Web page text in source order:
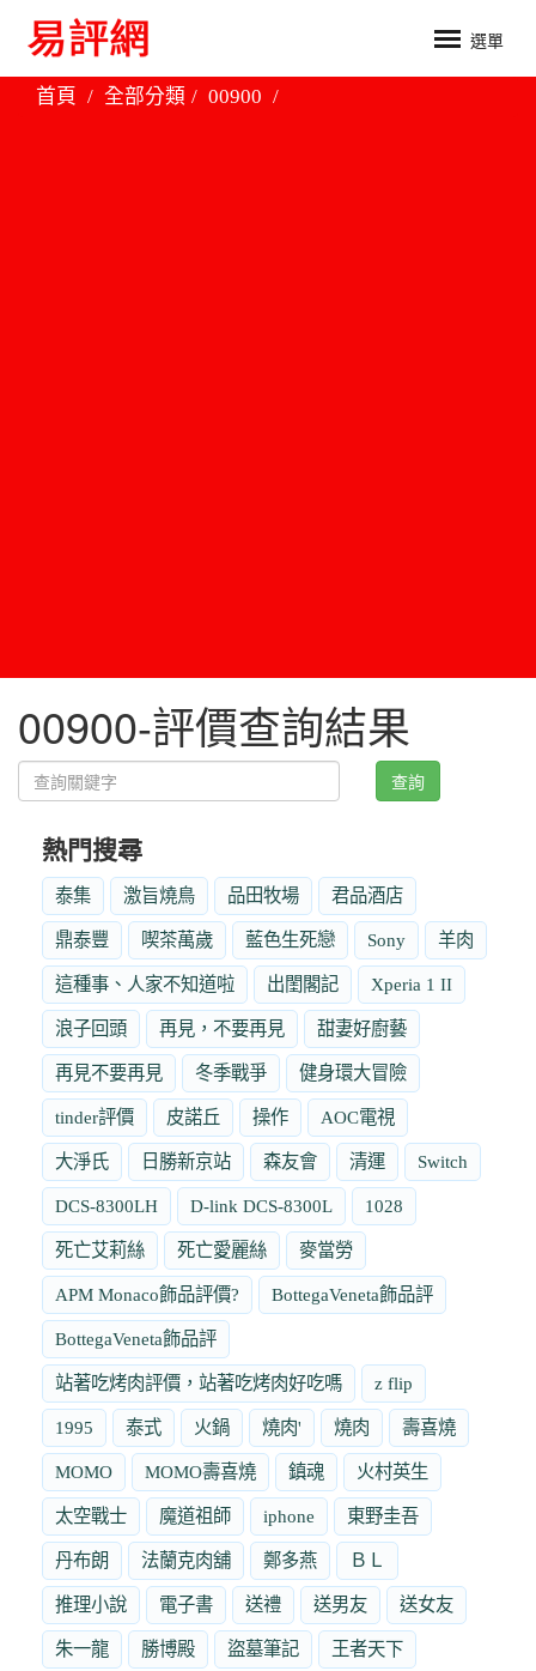
選單
首頁 全部分類 00900
00900-評價查詢結果
查詢
熱門搜尋
泰集 激旨燒鳥 品田牧場 君品酒店
鼎泰豐 喫茶萬歲 藍色生死戀 Sony 羊肉
這種事、人家不知道啦 出閨閣記 Xperia 1 II
浪子回頭 再見，不要再見 甜妻好廚藝
再見不要再見 冬季戰爭 健身環大冒險
tinder評價 皮諾丘 操作 AOC電視
大淨氏 日勝新京站 森友會 清運 Switch
DCS-8300LH D-link DCS-8300L 1028
死亡艾莉絲 死亡愛麗絲 麥當勞
APM Monaco飾品評價? BottegaVeneta飾品評
BottegaVeneta飾品評
站著吃烤肉評價，站著吃烤肉好吃嗎 z flip
1995 泰式 火鍋 燒肉' 燒肉 壽喜燒
MOMO MOMO壽喜燒 鎮魂 火村英生
太空戰士 魔道祖師 iphone 東野圭吾
丹布朗 法蘭克肉舖 鄭多燕 ＢＬ
推理小說 電子書 送禮 送男友 送女友
朱一龍 勝博殿 盜墓筆記 王者天下